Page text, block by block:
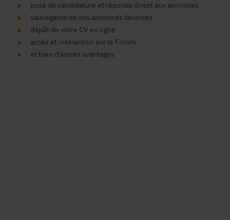
pose de candidature et réponse direct aux annonces
sauvegarde de vos annonces favorites
dépôt de votre CV en ligne
accès et interaction sur le Forum
et bien d'autres avantages